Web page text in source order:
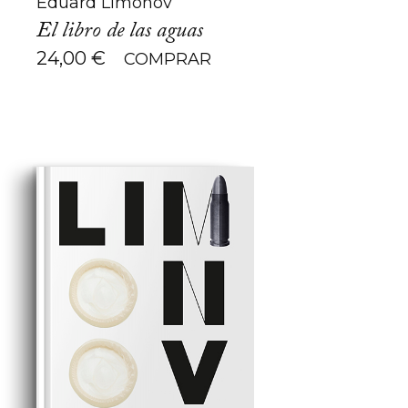
El libro de las aguas
24,00 € COMPRAR